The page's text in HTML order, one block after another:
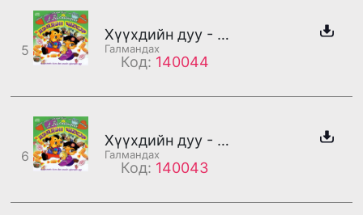
5
Хүүхдийн дуу - Дэлхий дүүрэн бага нас
Галмандах
Код: 140044
6
Хүүхдийн дуу - Дэлдэн чихэр
Галмандах
Код: 140043